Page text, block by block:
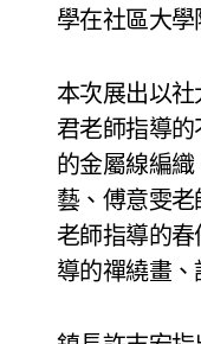
學在社區大學
本次展出以
君老師指導
的金屬線編
藝、傅意雯
老師指導的
導的禪繞畫